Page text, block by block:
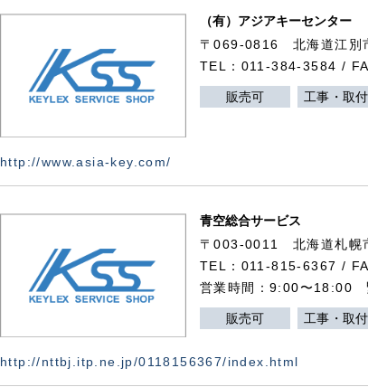
（有）アジアキーセンター
〒069-0816 北海道江別
TEL：011-384-3584 /
販売可 工事・取
http://www.asia-key.com/
青空総合サービス
〒003-0011 北海道札幌
TEL：011-815-6367 /
営業時間：9:00〜18:00
販売可 工事・取
http://nttbj.itp.ne.jp/0118156367/index.html